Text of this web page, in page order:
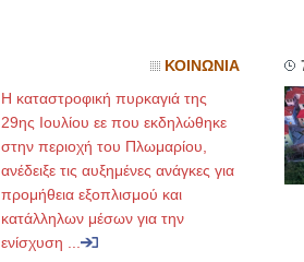
ΚΟΙΝΩΝΙΑ
Η καταστροφική πυρκαγιά της
29ης Ιουλίου εε που εκδηλώθηκε
στην περιοχή του Πλωμαρίου,
ανέδειξε τις αυξημένες ανάγκες για
προμήθεια εξοπλισμού και
κατάλληλων μέσων για την
ενίσχυση ...